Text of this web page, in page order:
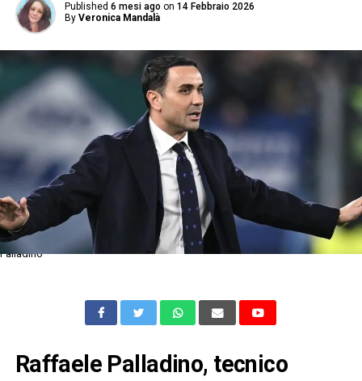
Published 6 mesi ago on 14 Febbraio 2026
By Veronica Mandalà
Palladino
Raffaele Palladino, tecnico